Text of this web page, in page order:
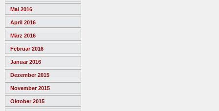
Mai 2016
April 2016
März 2016
Februar 2016
Januar 2016
Dezember 2015
November 2015
Oktober 2015